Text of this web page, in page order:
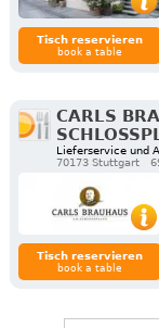
Tisch reservieren
book a table
CARLS
Lieferservice und
70173 Stuttgart
Tisch reservieren
book a table